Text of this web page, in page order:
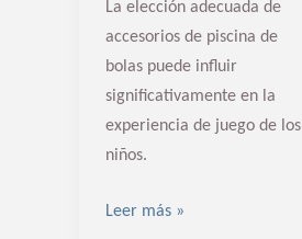
La elección adecuada de
accesorios de piscina de
bolas puede influir
significativamente en la
experiencia de juego de los
niños.
Leer más »